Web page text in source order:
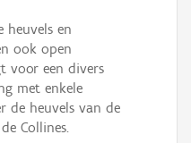
heuvels en
ook open
voor een divers
met enkele
de heuvels van de
Collines.